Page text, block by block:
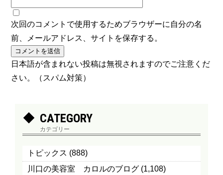
次回のコメントで使用するためブラウザーに自分の名
前、メールアドレス、サイトを保存する。
日本語が含まれない投稿は無視されますのでご注意くだ
さい。（スパム対策）
CATEGORY
カテゴリー
トピックス (888)
川口の美容室 カロルのブログ (1,108)